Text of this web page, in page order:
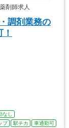
剤師求人
調剤業務の
なし
プ 駅チカ
車通勤可